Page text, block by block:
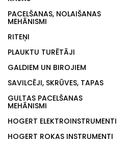
PACELŠANAS, NOLAIŠANAS
MEHĀNISMI
RITEŅI
PLAUKTU TURĒTĀJI
GALDIEM UN BIROJIEM
SAVILCĒJI, SKRŪVES, TAPAS
GULTAS PACELŠANAS
MEHĀNISMI
HOGERT ELEKTROINSTRUMENTI
HOGERT ROKAS INSTRUMENTI